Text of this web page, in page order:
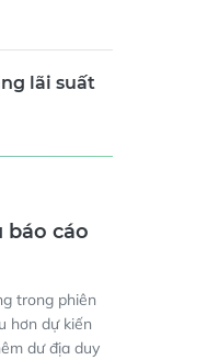
lãi suất
báo cáo
trong phiên
hơn dự kiến
dư địa duy